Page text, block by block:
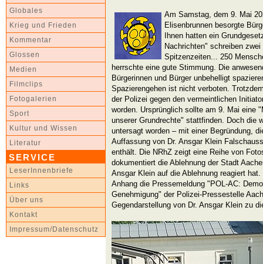
Globales
Krieg und Frieden
Kommentar
Glossen
Medien
Filmclips
Fotogalerien
Sport
Kultur und Wissen
Literatur
SERVICE
LeserInnenbriefe
Links
Über uns
Kontakt
Impressum/Datenschutz
Am Samstag, dem 9. Mai
Elisenbrunnen besorgte
Ihnen hatten ein
Nachrichten" schreiben
Spitzenzeiten... 250
herrschte eine gute Stimmung. Die
Bürgerinnen und Bürger unbehelligt
Spazierengehen ist nicht verboten.
der Polizei gegen den vermeintlichen
worden. Ursprünglich sollte am 9. Mai eine
unserer Grundrechte" stattfinden. Doch die
untersagt worden – mit einer Begründung,
Auffassung von Dr. Ansgar Klein
enthält. Die NRhZ zeigt eine Reihe von
dokumentiert die Ablehnung der Stadt
Ansgar Klein auf die Ablehnung reagiert
Anhang die Pressemeldung "POL-AC:
Genehmigung" der Polizei-Pressestelle
Gegendarstellung von Dr. Ansgar Klein zu